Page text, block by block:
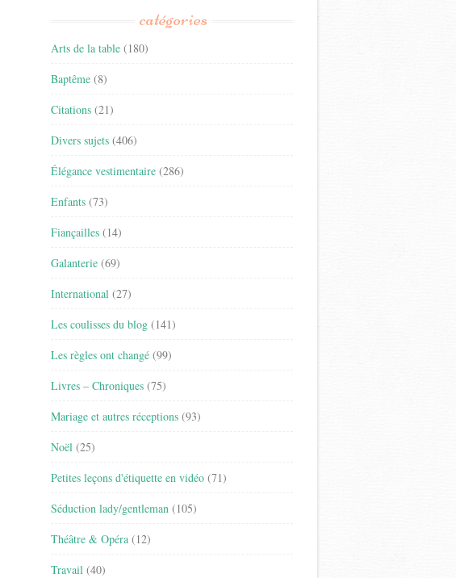
catégories
Arts de la table (180)
Baptême (8)
Citations (21)
Divers sujets (406)
Élégance vestimentaire (286)
Enfants (73)
Fiançailles (14)
Galanterie (69)
International (27)
Les coulisses du blog (141)
Les règles ont changé (99)
Livres – Chroniques (75)
Mariage et autres réceptions (93)
Noël (25)
Petites leçons d'étiquette en vidéo (71)
Séduction lady/gentleman (105)
Théâtre & Opéra (12)
Travail (40)